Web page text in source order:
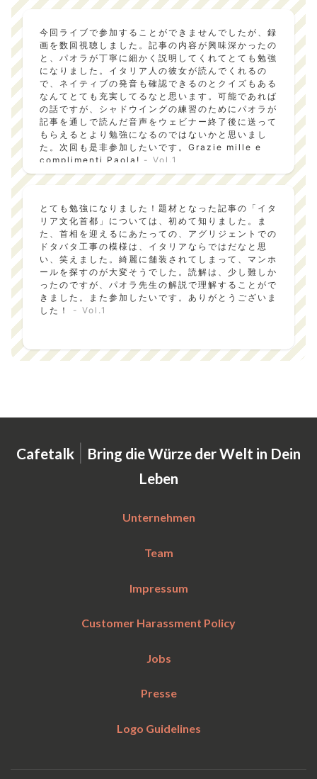
着いて読んでみたいと思います。ぜひ次の企画でも、
にしてほしいです。- Vol.1
今回ライブで参加することができませんでしたが、録
画を数回視聴しました。記事の内容が興味深かったの
と、パオラが丁寧に細かく説明してくれてとても勉強
になりました。イタリア人の彼女が読んでくれるの
で、ネイティブの発音も確認できるのとクイズもある
なんてとても充実してるなと思います。可能であれば
の話ですが、シャドウイングの練習のためにパオラが
記事を通しで読んだ音声をウェビナー終了後に送って
もらえるとより勉強になるのではないかと思いまし
た。次回も是非参加したいです。Grazie mille e
complimenti Paola! - Vol.1
とても勉強になりました！題材となった記事の「イタ
リア文化首都」については、初めて知りました。ま
た、首相を迎えるにあたっての、アグリジェントでの
ドタバタ工事の模様は、イタリアならではだなと思
い、笑えました。綺麗に舗装されてしまって、マンホ
ールを探すのが大変そうでした。読解は、少し難しか
ったのですが、パオラ先生の解説で理解することがで
きました。また参加したいです。ありがとうございま
した！ - Vol.1
Cafetalk | Bring die Würze der Welt in Dein
Leben
Unternehmen
Team
Impressum
Customer Harassment Policy
Jobs
Presse
Logo Guidelines